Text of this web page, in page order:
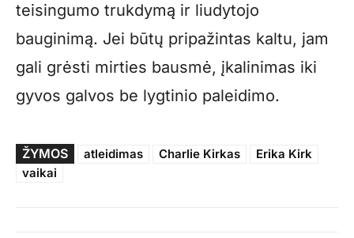
teisingumo trukdymą ir liudytojo
bauginimą. Jei būtų pripažintas kaltu, jam
gali grėsti mirties bausmė, įkalinimas iki
gyvos galvos be lygtinio paleidimo.
ŽYMOS atleidimas Charlie Kirkas
Erika Kirk
vaikai